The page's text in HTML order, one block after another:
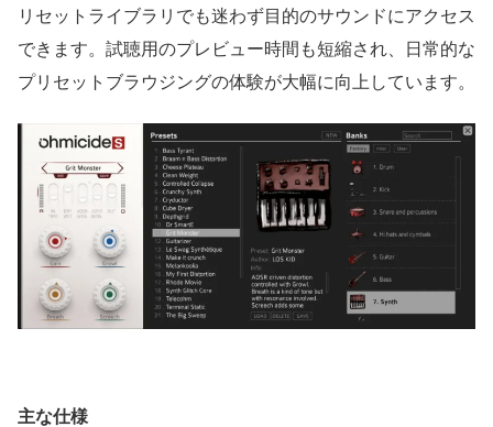
リセットライブラリでも迷わず目的のサウンドにアクセス
できます。試聴用のプレビュー時間も短縮され、日常的な
プリセットブラウジングの体験が大幅に向上しています。
主な仕様